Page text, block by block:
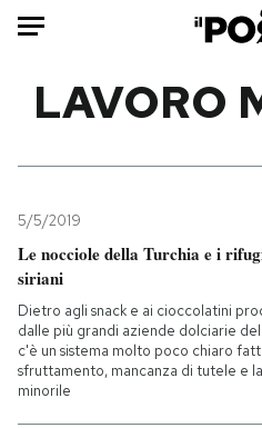
Mondo
Politica
Internet
Scienza
Cultura
LAVORO
5/5/2019
Le nocciole della Turchia e i
siriani
Dietro agli snack e ai cioccolatini
dalle più grandi aziende dolciarie
c'è un sistema molto poco chiaro
sfruttamento, mancanza di tutele e
minorile